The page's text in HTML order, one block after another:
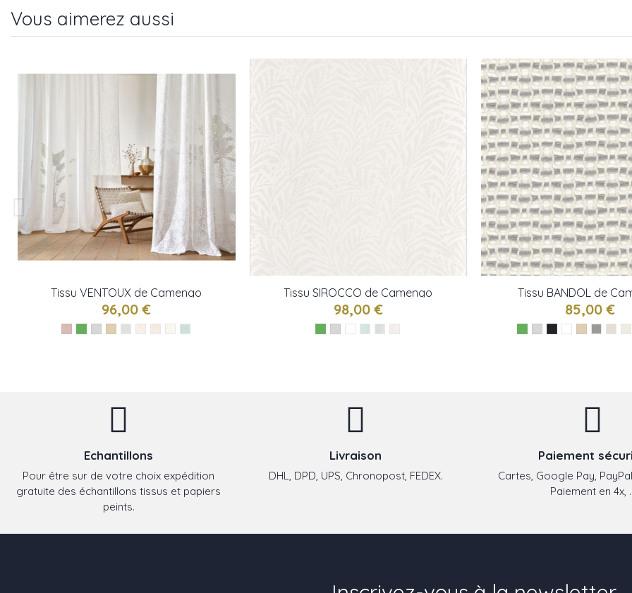
Vous aimerez aussi
Tissu VENTOUX de Camengo
96,00 €
Tissu SIROCCO de Camengo
98,00 €
Tissu BANDOL de
85,00 €
Echantillons
Pour être sur de votre choix expédition
gratuite des échantillons tissus et papiers
peints.
Livraison
DHL, DPD, UPS, Chronopost, FEDEX.
Paiement
Cartes, Google Pay,
Paiement en 4x,